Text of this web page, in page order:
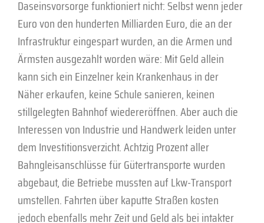
Daseinsvorsorge funktioniert nicht: Selbst wenn jeder
Euro von den hunderten Milliarden Euro, die an der
Infrastruktur eingespart wurden, an die Armen und
Ärmsten ausgezahlt worden wäre: Mit Geld allein
kann sich ein Einzelner kein Krankenhaus in der
Näher erkaufen, keine Schule sanieren, keinen
stillgelegten Bahnhof wiedereröffnen. Aber auch die
Interessen von Industrie und Handwerk leiden unter
dem Investitionsverzicht. Achtzig Prozent aller
Bahngleisanschlüsse für Gütertransporte wurden
abgebaut, die Betriebe mussten auf Lkw-Transport
umstellen. Fahrten über kaputte Straßen kosten
jedoch ebenfalls mehr Zeit und Geld als bei intakter